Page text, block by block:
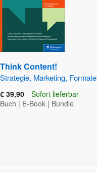
Think Content!
Strategie, Marketing, Formate
€ 39,90
Sofort lieferbar
Buch | E-Book| Bundle